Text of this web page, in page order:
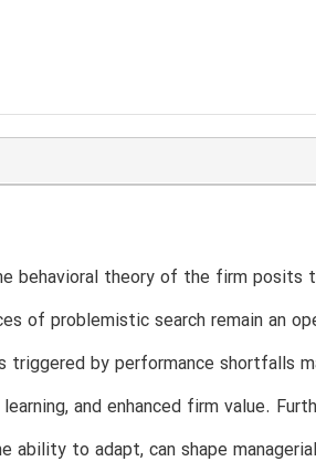
behavioral theory of the firm posits
of problemistic search remain an
triggered by performance shortfalls
and enhanced firm value.
ability to adapt, can shape